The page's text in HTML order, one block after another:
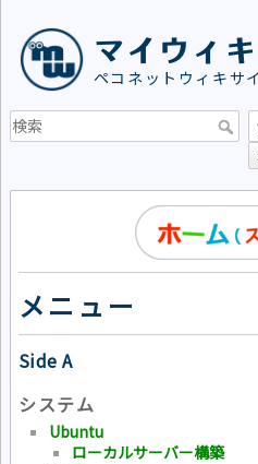
マイウィキ
ペコネットウィキサ
メニュー
Side A
システム
Ubuntu
ローカルサーバー構築